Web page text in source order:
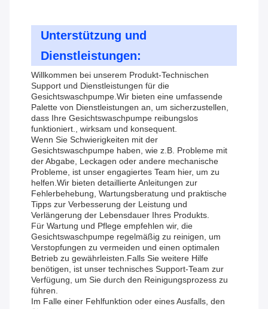
Unterstützung und
Dienstleistungen:
Willkommen bei unserem Produkt-Technischen
Support und Dienstleistungen für die
Gesichtswaschpumpe.Wir bieten eine umfassende
Palette von Dienstleistungen an, um sicherzustellen,
dass Ihre Gesichtswaschpumpe reibungslos
funktioniert., wirksam und konsequent.
Wenn Sie Schwierigkeiten mit der
Gesichtswaschpumpe haben, wie z.B. Probleme mit
der Abgabe, Leckagen oder andere mechanische
Probleme, ist unser engagiertes Team hier, um zu
helfen.Wir bieten detaillierte Anleitungen zur
Fehlerbehebung, Wartungsberatung und praktische
Tipps zur Verbesserung der Leistung und
Verlängerung der Lebensdauer Ihres Produkts.
Für Wartung und Pflege empfehlen wir, die
Gesichtswaschpumpe regelmäßig zu reinigen, um
Verstopfungen zu vermeiden und einen optimalen
Betrieb zu gewährleisten.Falls Sie weitere Hilfe
benötigen, ist unser technisches Support-Team zur
Verfügung, um Sie durch den Reinigungsprozess zu
führen.
Im Falle einer Fehlfunktion oder eines Ausfalls, den